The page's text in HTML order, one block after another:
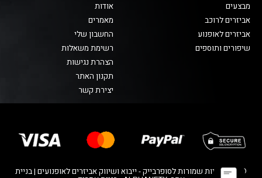
מבצעים
אביזרים לרוכב
אביזרים לאופנוע
שיפורים ותוספים
אודות
מאמרים
החשבון שלי
רשימת משאלות
הצהרת נגישות
תקנון האתר
יצירת קשר
© כל הזכויות שמורות לסופרבייק - ייבוא ושיווק אביזרים לאופנועים | בניית